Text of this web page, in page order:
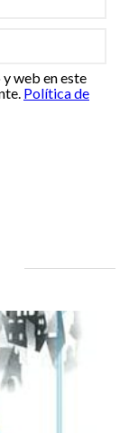
web en este
Política de